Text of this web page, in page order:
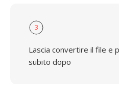
3
Lascia convertire il file e
subito dopo